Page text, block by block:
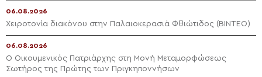
06.08.2026
Χειροτονία διακόνου στην Παλαιοκερασιά Φθιώτιδος (ΒΙΝΤΕΟ)
06.08.2026
Ο Οικουμενικός Πατριάρχης στη Μονή Μεταμορφώσεως
Σωτήρος της Πρώτης των Πριγκηποννήσων